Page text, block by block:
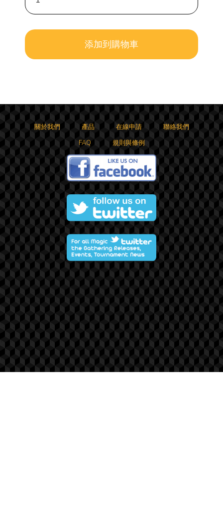
關於我們 產品 在線申請
聯絡我們
FAQ
規則與條例